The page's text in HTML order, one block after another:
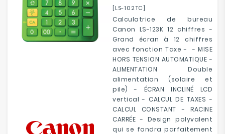
[LS-102TC]
Calculatrice de bureau
Canon LS-123K 12 chiffres -
Grand écran à 12 chiffres
avec fonction Taxe - - MISE
HORS TENSION AUTOMATIQUE -
ALIMENTATION Double
alimentation (solaire et
pile) - ÉCRAN INCLINÉ LCD
vertical - CALCUL DE TAXES -
CALCUL CONSTANT - RACINE
CARRÉE - Design polyvalent
qui se fondra parfaitement